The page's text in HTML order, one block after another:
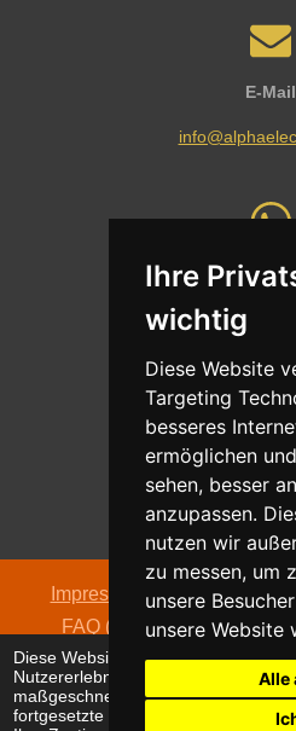
Diese Website verwendet Cookies,
Nutzererlebnis zu verbessern und
maßgeschneiderte Anzeigen
fortgesetzte Nutzung dieser Website
Ihre
wichtig
Diese Website
Targeting
besseres
ermöglichen
sehen, besser
anzupassen.
nutzen wir
zu messen, um
unsere
unsere Website
Alle
E-Mail
Nachricht
Oldentruper
33604
Impressum |
FAQ (häufig gestellte
© 2026 alpha electronic